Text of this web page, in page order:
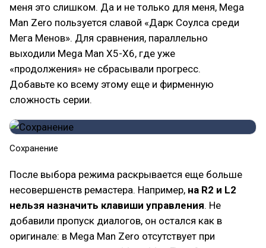
меня это слишком. Да и не только для меня, Mega
Man Zero пользуется славой «Дарк Соулса среди
Мега Менов». Для сравнения, параллельно
выходили Mega Man X5-X6, где уже
«продолжения» не сбрасывали прогресс.
Добавьте ко всему этому еще и фирменную
сложность серии.
Сохранение
После выбора режима раскрывается еще больше
несовершенств ремастера. Например, на R2 и L2
нельзя назначить клавиши управления. Не
добавили пропуск диалогов, он остался как в
оригинале: в Mega Man Zero отсутствует при